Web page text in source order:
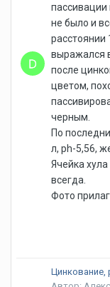
пассивации
не было и
расстоянии
выражался
после
цветом,
черным.
По
л, ph-5,56,
Ячейка
всегда.
Фото
Цинкование,